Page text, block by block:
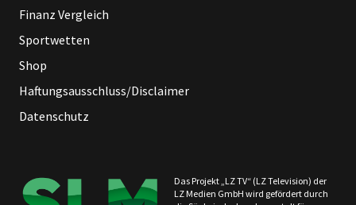
Finanz Vergleich
Sportwetten
Shop
Haftungsausschluss/Disclaimer
Datenschutz
Das Projekt „LZ TV“ (LZ Television) der
LZ Medien GmbH wird gefördert durch